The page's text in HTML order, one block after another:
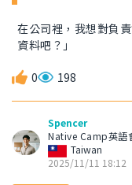
在公司裡，我想對負
資料吧？」
0 198
Spencer
Native Camp英語
Taiwan
2025/11/11 18:12